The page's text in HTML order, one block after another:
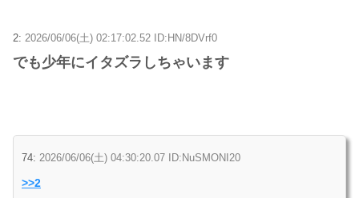
2: 2026/06/06(土) 02:17:02.52 ID:HN/8DVrf0
でも少年にイタズラしちゃいます
74: 2026/06/06(土) 04:30:20.07 ID:NuSMONI20
>>2